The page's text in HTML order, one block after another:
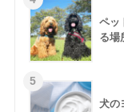
ペッ
る場
犬の